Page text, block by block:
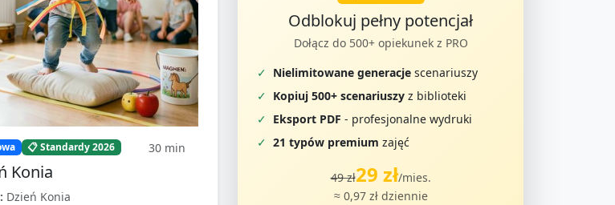
📋 Standardy 2026 30 min
Konia
Dzień Konia
Odblokuj pełny potencjał
Dołącz do 500+ opiekunek z PRO
✓ Nielimitowane generacje scenariuszy
✓ Kopiuj 500+ scenariuszy z biblioteki
✓ Eksport PDF - profesjonalne wydruki
✓ 21 typów premium zajęć
49 zł29 zł/mies.
≈ 0,97 zł dziennie